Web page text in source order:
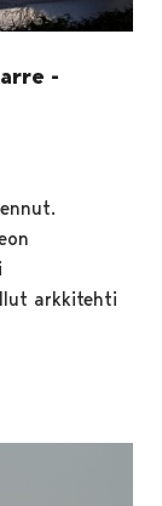
-
arkkitehti